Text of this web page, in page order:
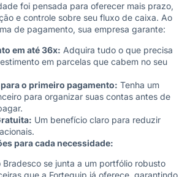
foi pensada para oferecer mais prazo,
e controle sobre seu fluxo de caixa. Ao
de pagamento, sua empresa garante:
em até 36x: Adquira tudo o que precisa
em parcelas que cabem no seu
o primeiro pagamento: Tenha um
para organizar suas contas antes de
Um benefício claro para reduzir
para cada necessidade:
se junta a um portfólio robusto
que a Fortequip já oferece, garantindo